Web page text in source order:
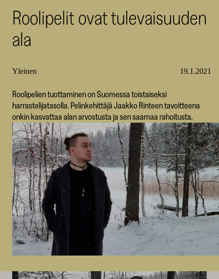
SKR
Roolipelit ovat tulevaisuuden
ala
Yleinen 19.1.2021
Roolipelien tuottaminen on Suomessa toistaiseksi
harrastelijatasolla. Pelinkehittäjä Jaakko Rinteen tavoitteena
onkin kasvattaa alan arvostusta ja sen saamaa rahoitusta.